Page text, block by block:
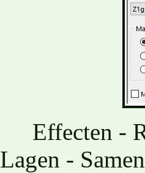
Effecten -
Lagen -